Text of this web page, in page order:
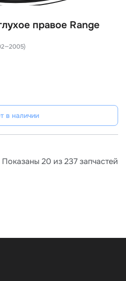
правое Range
в наличии
Показаны 20 из 237 запчастей